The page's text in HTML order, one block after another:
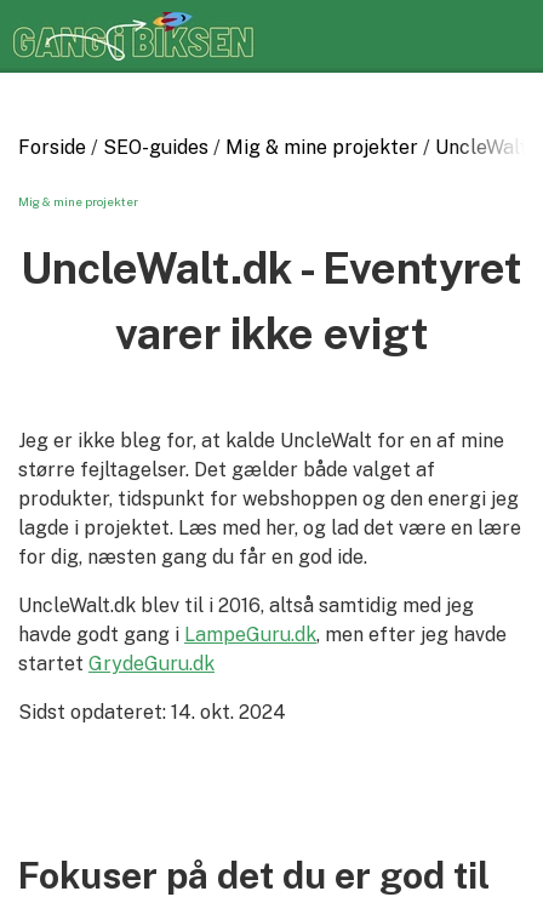
Forside SEO-guides Mig & mine projekter
Mig & mine projekter
UncleWalt.dk - Eventyret
varer ikke evigt
Jeg er ikke bleg for, at kalde UncleWalt for en af mine
større fejltagelser. Det gælder både valget af
produkter, tidspunkt for webshoppen og den energi jeg
lagde i projektet. Læs med her, og lad det være en lære
for dig, næsten gang du får en god ide.
UncleWalt.dk blev til i 2016, altså samtidig med jeg
havde godt gang i LampeGuru.dk, men efter jeg havde
startet GrydeGuru.dk
Sidst opdateret: 14. okt. 2024
Fokuser på det du er god til